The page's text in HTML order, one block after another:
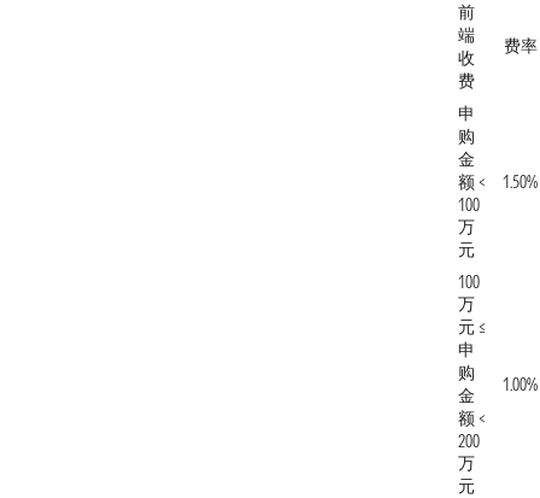
前
端
收
费
费率
申
购
金
额 <
100
万
元
1.50%
100
万
元 ≤
申
购
金
额 <
200
万
元
1.00%